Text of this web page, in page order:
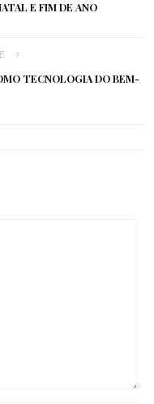
E FIM DE ANO
TECNOLOGIA DO BEM-